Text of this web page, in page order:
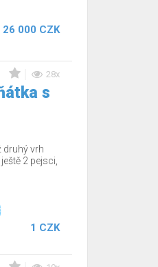
26 000 CZK
28x
s
druhý vrh
2 pejsci,
1 CZK